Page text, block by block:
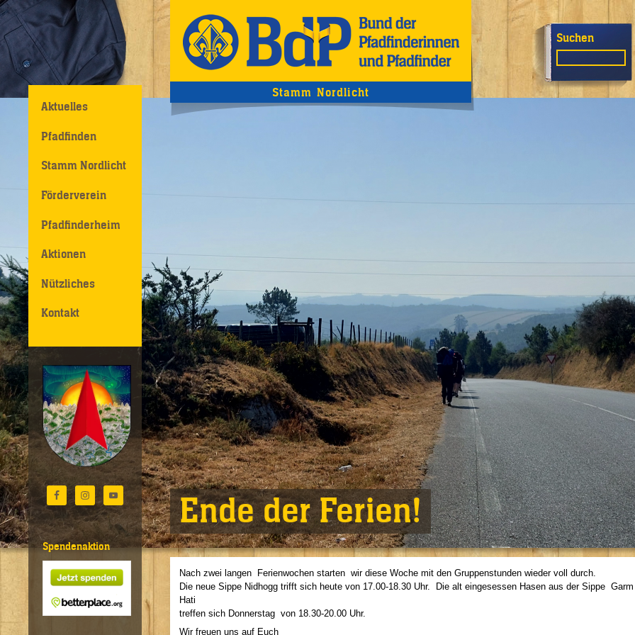
Stamm Nordlicht
Suchen
Aktuelles
Pfadfinden
Stamm Nordlicht
Förderverein
Pfadfinderheim
Aktionen
Nützliches
Kontakt
Spendenaktion
Ende der Ferien!
Nach zwei langen Ferienwochen starten wir diese Woche mit den Gruppenstunden wieder voll durch.
Die neue Sippe Nidhogg trifft sich heute von 17.00-18.30 Uhr. Die alt eingesessen Hasen aus der Sippe
Hati
treffen sich Donnerstag von 18.30-20.00 Uhr.
Wir freuen uns auf Euch